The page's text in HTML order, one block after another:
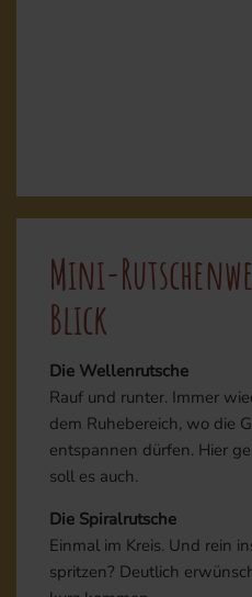
Mini-
Blick
Die Wellenrutsche
Rauf und runter. Immer
dem Ruhebereich, wo die
entspannen dürfen. Hier
soll es auch.
Die Spiralrutsche
Einmal im Kreis. Und rein
spritzen? Deutlich